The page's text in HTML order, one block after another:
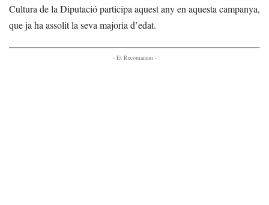
Cultura de la Diputació participa aquest any en aquesta campanya,
que ja ha assolit la seva majoria d’edat.
- Et Recomanem -